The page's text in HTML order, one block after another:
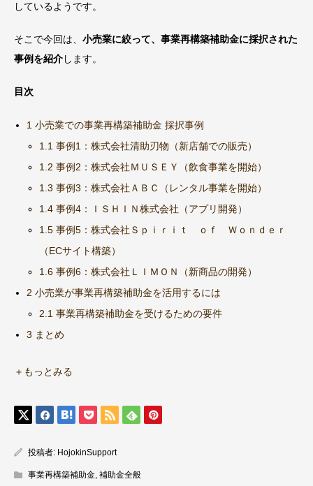
しているようです。
そこで今回は、 小売業に絞って、事業再構築補助金に採択された
事例を紹介します。
目次
1 小売業での事業再構築補助金 採択事例
1.1 事例1：株式会社清助刃物（新店舗での販売）
1.2 事例2：株式会社ＭＵＳＥＹ（飲食事業を開始）
1.3 事例3：株式会社ＡＢＣ（レンタル事業を開始）
1.4 事例4：ＩＳＨＩＮ株式会社（アプリ開発）
1.5 事例5：株式会社Ｓｐｉｒｉｔ ｏｆ Ｗｏｎｄｅｒ
（ECサイト構築）
1.6 事例6：株式会社ＬＩＭＯＮ（新商品の開発）
2 小売業が事業再構築補助金を活用するには
2.1 事業再構築補助金を受けるための要件
3 まとめ
＋もっとみる
投稿者: HojokinSupport
事業再構築補助金 補助金全般